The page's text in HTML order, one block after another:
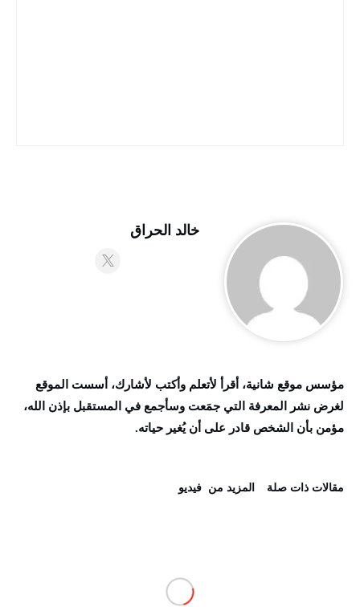
خالد الحراق
مؤسس موقع شانية، أقرأ لأتعلم وأكتب لأشارك، أسست الموقع
لغرض نشر المعرفة التي جمَعت وسأجمع في المستقبل بإذن الله،
مؤمن بأن الشخص قادر على أن يُغير حياته.
‫مقالات ذات صلة‬ ‫المزيد من ‬ فيديو